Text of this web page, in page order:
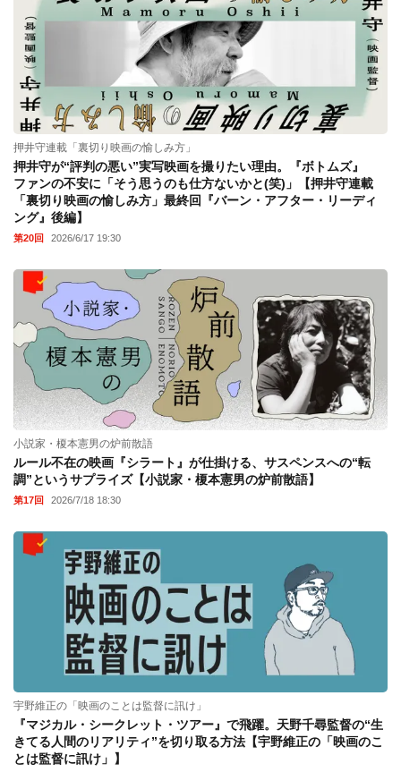
押井守連載「裏切り映画の愉しみ方」
押井守が“評判の悪い”実写映画を撮りたい理由。『ボトムズ』
ファンの不安に「そう思うのも仕方ないかと(笑)」【押井守連載
「裏切り映画の愉しみ方」最終回『バーン・アフター・リーディ
ング』後編】
第20回 2026/6/17 19:30
小説家・榎本憲男の炉前散語
ルール不在の映画『シラート』が仕掛ける、サスペンスへの“転
調”というサプライズ【小説家・榎本憲男の炉前散語】
第17回 2026/7/18 18:30
宇野維正の「映画のことは監督に訊け」
『マジカル・シークレット・ツアー』で飛躍。天野千尋監督の“生
きてる人間のリアリティ”を切り取る方法【宇野維正の「映画のこ
とは監督に訊け」】